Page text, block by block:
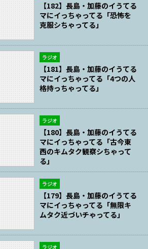
【182】長島・加藤のイうてる
マにイっちゃってる「恐怖を
克服シちゃってる」
ラジオ
【181】長島・加藤のイうてる
マにイっちゃってる「4つの人
格持っちゃってる」
ラジオ
【180】長島・加藤のイうてる
マにイっちゃってる「古今東
西のキムタク観察シちゃって
る」
ラジオ
【179】長島・加藤のイうてる
マにイっちゃってる「無限キ
ムタク近づいチゃってる」
ラジオ